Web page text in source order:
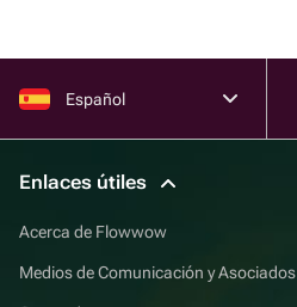
Español
Enlaces útiles
Acerca de Flowwow
Medios de Comunicación y Asociados